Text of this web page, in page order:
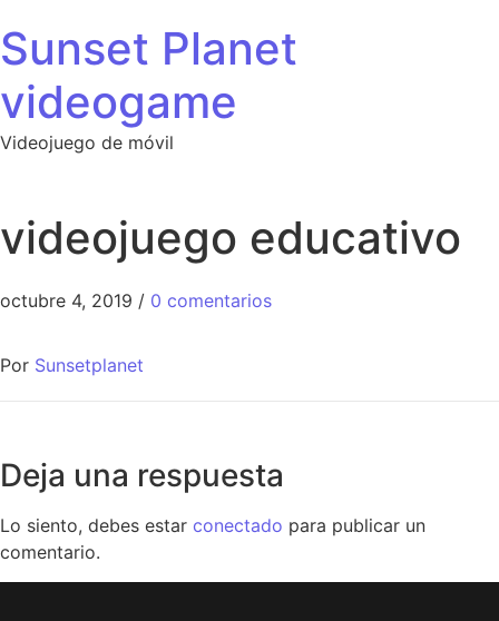
Sunset Planet
videogame
Videojuego de móvil
videojuego educativo
octubre 4, 2019 / 0 comentarios
Por Sunsetplanet
Deja una respuesta
Lo siento, debes estar conectado para publicar un
comentario.